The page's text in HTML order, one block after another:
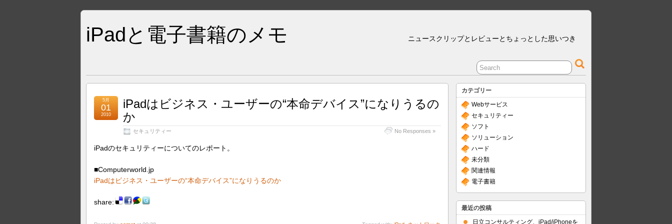
iPadと電子書籍のメモ ニュースクリップとレビューとちょっとした思いつき
iPadはビジネス・ユーザーの“本命デバイス”になりうるの
か
セキュリティー No Responses »
5月
01
2010
iPadのセキュリティーについてのレポート。
■Computerworld.jp
iPadはビジネス・ユーザーの“本命デバイス”になりうるのか
share:
カテゴリー
Webサービス
セキュリティー
ソフト
ソリューション
ハード
未分類
関連情報
電子書籍
最近の投稿
日立コンサルティング、iPad/iPhoneを